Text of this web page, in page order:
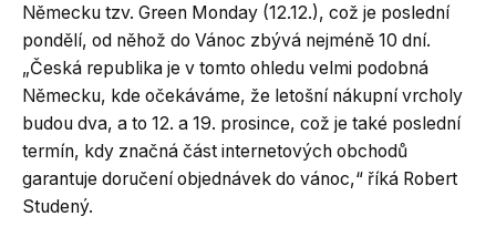
Německu tzv. Green Monday (12.12.), což je poslední
pondělí, od něhož do Vánoc zbývá nejméně 10 dní.
„Česká republika je v tomto ohledu velmi podobná
Německu, kde očekáváme, že letošní nákupní vrcholy
budou dva, a to 12. a 19. prosince, což je také poslední
termín, kdy značná část internetových obchodů
garantuje doručení objednávek do vánoc,“ říká Robert
Studený.